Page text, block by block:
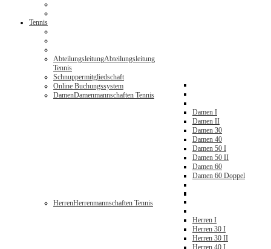
Tennis
AbteilungsleitungAbteilungsleitung
Tennis
Schnuppermitgliedschaft
Online Buchungssystem
DamenDamenmannschaften Tennis
Damen I
Damen II
Damen 30
Damen 40
Damen 50 I
Damen 50 II
Damen 60
Damen 60 Doppel
HerrenHerrenmannschaften Tennis
Herren I
Herren 30 I
Herren 30 II
Herren 40 I